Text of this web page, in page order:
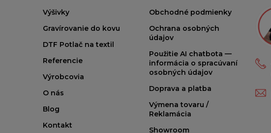
Výšivky
Gravírovanie do kovu
DTF Potlač na textil
Referencie
Výrobcovia
O nás
Blog
Kontakt
Obchodné podmienky
Ochrana osobných
údajov
Použitie AI chatbota —
informácia o spracúvaní
osobných údajov
Doprava a platba
Výmena tovaru /
Reklamácia
Showroom